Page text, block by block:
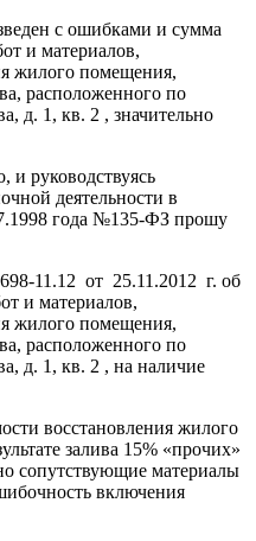
с ошибками и сумма
и материалов,
жилого помещения,
расположенного по
д. 1, кв. 2 , значительно
руководствуясь
деятельности в
года №135-ФЗ прошу
11.12 от 25.11.2012 г. об
и материалов,
жилого помещения,
расположенного по
д. 1, кв. 2 , на наличие
восстановления жилого
залива 15% «прочих»
сопутствующие материалы
включения